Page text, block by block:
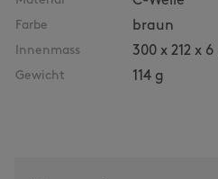
Farbe braun
Innenmass 300 x 212 x
Gewicht 114 g